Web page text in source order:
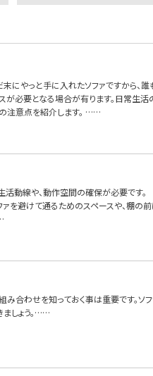
にやっと手に入れたソファですから、
必要となる場合が有ります。日常生活
の注意点を紹介します。 ……
動線や、動作空間の確保が必要です。
を避けて通るためのスペースや、棚の
合わせを知っておく事は重要です。ソ
しょう。……